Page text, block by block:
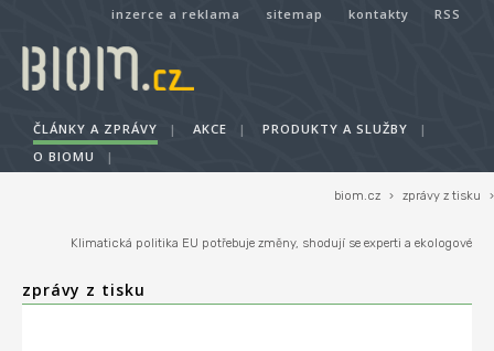
inzerce a reklama sitemap kontakty RSS
ČLÁNKY A ZPRÁVY | AKCE | PRODUKTY A SLUŽBY
|
O BIOMU
|
biom.cz › zprávy z tisku ›
Klimatická politika EU potřebuje změny, shodují se experti a ekologové
zprávy z tisku